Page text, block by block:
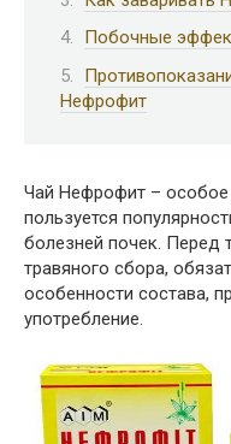
Побочные
Нефрофит
Чай Нефрофит – особое
пользуется
болезней почек. Перед
травяного сбора,
особенности состава,
употребление.